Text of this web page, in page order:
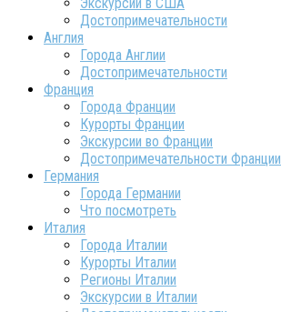
Достопримечательности
Англия
Города Англии
Достопримечательности
Франция
Города Франции
Курорты Франции
Экскурсии во Франции
Достопримечательности Франции
Германия
Города Германии
Что посмотреть
Италия
Города Италии
Курорты Италии
Регионы Италии
Экскурсии в Италии